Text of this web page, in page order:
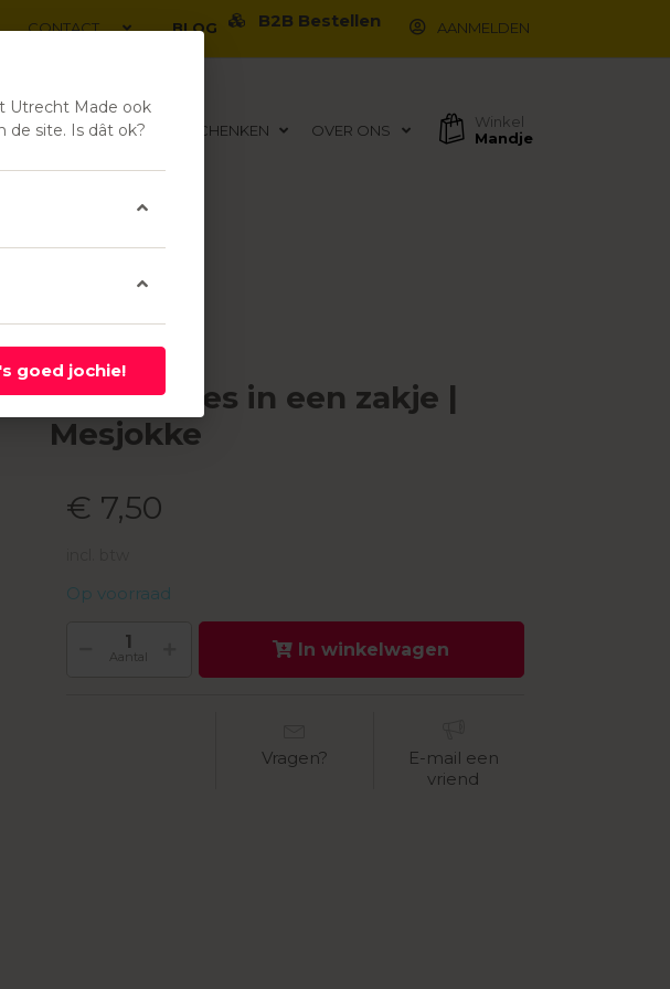
CONTACT BLOG B2B Bestellen AANMELDEN
RELATIEGESCHENKEN OVER ONS
Winkel
Mandje
Mesjokke
Dommetjes in een zakje |
Mesjokke
€ 7,50
Op voorraad
Aantal In winkelwagen
Vragen?
E-mail een
vriend
Utrecht Made ook
de site. Is dât ok?
goed jochie!